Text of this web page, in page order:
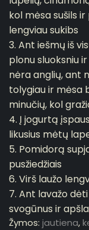
kol mėsa sušils
lengviau sukibs
3. Ant iešmų iš
plonu sluoksniu
nėra anglių, ant
tolygiau ir mėsa
minučių, kol
4. Į jogurtą
likusius mėtų
5. Pomidorą
pusžiedžiais
6. Virš laužo
7. Ant lavažo
svogūnus ir
Žymos: jautiena,